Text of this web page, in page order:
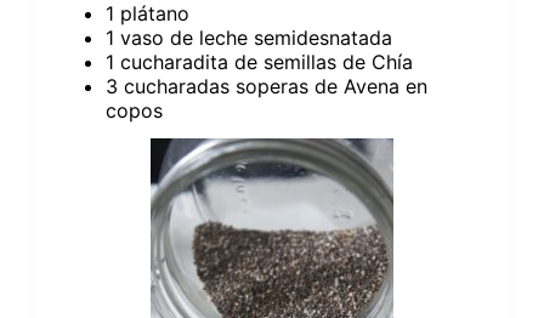
1 plátano
1 vaso de leche semidesnatada
1 cucharadita de semillas de Chía
3 cucharadas soperas de Avena en
copos